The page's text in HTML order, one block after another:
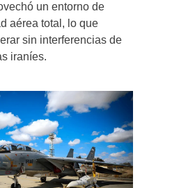
un entorno de
aérea total, lo que
sin interferencias de
iraníes.